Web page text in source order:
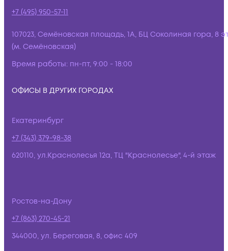
+7 (495) 950-57-11
107023, Семёновская площадь, 1А, БЦ Соколиная гора, 8
(м. Семёновская)
Время работы: пн-пт, 9:00 - 18:00
ОФИСЫ В ДРУГИХ ГОРОДАХ
Екатеринбург
+7 (343) 379-98-38
620110, ул.Краснолесья 12а, ТЦ "Краснолесье", 4-й этаж
Ростов-на-Дону
+7 (863) 270-45-21
344000, ул. Береговая, 8, офис 409